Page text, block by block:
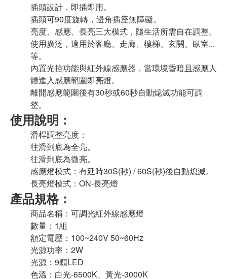
插頭設計，即插即用。
插頭可90度旋轉，邊角插座無障礙。
亮度、感應、長亮三大模式，隨生活所需自在調整。
使用廣泛，適用於客廳、走廊、樓梯、玄關、臥室...
等。
內置光控功能與紅外線感應器，當環境昏暗且感應人
體進入感應範圍即亮燈。
離開感應範圍後有30秒或60秒自動熄滅功能可調
整。
使用說明：
滑桿調整亮度：
往滑到底為全亮。
往滑到底為微亮。
感應燈模式：有延時30S(秒) / 60S(秒)後自動熄滅。
長亮燈模式：ON-長亮燈
產品規格：
商品名稱：可調光紅外線感應燈
數量：1組
額定電壓：100~240V 50~60Hz
光源功率：2W
光源：9顆LED
色溫：白光-6500K、黃光-3000K